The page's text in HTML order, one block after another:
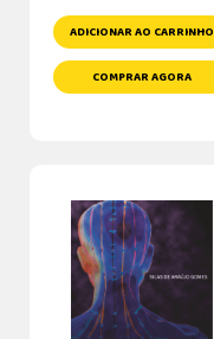
ADICIONAR AO CARRINHO
COMPRAR AGORA